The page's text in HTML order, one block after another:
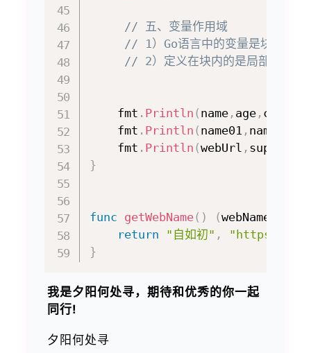
// 五、变量作用域
// 1）Go语言中的变量是块作用
// 2）定义在块内的是局部变量，
    fmt
. Println ( name, age, city
    fmt
. Println ( name01 , name02
    fmt
. Println (webUrl , superMan
}
func getWebName( ) (webName
return
"自如初" ,
"https://
}
我是夕阳何处寻，期待和优秀的你一起
同行!
夕阳何处寻